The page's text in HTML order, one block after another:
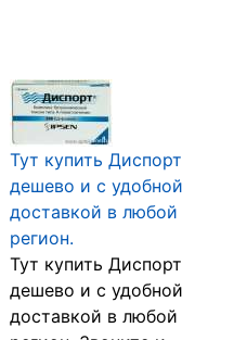
Тут купить Диспорт
дешево и с удобной
доставкой в любой
регион.
Тут купить Диспорт
дешево и с удобной
доставкой в любой